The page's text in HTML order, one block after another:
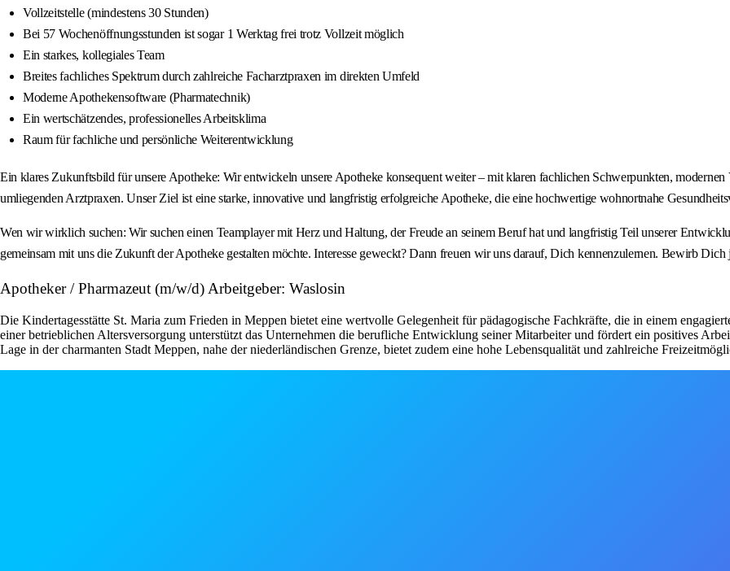
Vollzeitstelle (mindestens 30 Stunden)
Bei 57 Wochenöffnungsstunden ist sogar 1 Werktag frei trotz Vollzeit möglich
Ein starkes, kollegiales Team
Breites fachliches Spektrum durch zahlreiche Facharztpraxen im direkten Umfeld
Moderne Apothekensoftware (Pharmatechnik)
Ein wertschätzendes, professionelles Arbeitsklima
Raum für fachliche und persönliche Weiterentwicklung
Ein klares Zukunftsbild für unsere Apotheke: Wir entwickeln unsere Apotheke konsequent weiter – mit klaren fachlichen Schwerpunkten, modernen
umliegenden Arztpraxen. Unser Ziel ist eine starke, innovative und langfristig erfolgreiche Apotheke, die eine hochwertige wohnortnahe
Wen wir wirklich suchen: Wir suchen einen Teamplayer mit Herz und Haltung, der Freude an seinem Beruf hat und langfristig Teil unserer
gemeinsam mit uns die Zukunft der Apotheke gestalten möchte. Interesse geweckt? Dann freuen wir uns darauf, Dich kennenzulernen. Bewirb Dich
Apotheker / Pharmazeut (m/w/d) Arbeitgeber: Waslosin
Die Kindertagesstätte St. Maria zum Frieden in Meppen bietet eine wertvolle Gelegenheit für pädagogische Fachkräfte, die in einem
einer betrieblichen Altersversorgung unterstützt das Unternehmen die berufliche Entwicklung seiner Mitarbeiter und fördert ein positives
Lage in der charmanten Stadt Meppen, nahe der niederländischen Grenze, bietet zudem eine hohe Lebensqualität und zahlreiche